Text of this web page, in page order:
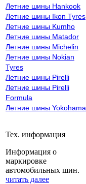
Летние шины Hankook
Летние шины Ikon Tyres
Летние шины Kumho
Летние шины Matador
Летние шины Michelin
Летние шины Nokian
Tyres
Летние шины Pirelli
Летние шины Pirelli
Formula
Летние шины Yokohama
Тех. информация
Информация о
маркировке
автомобильных шин.
читать далее